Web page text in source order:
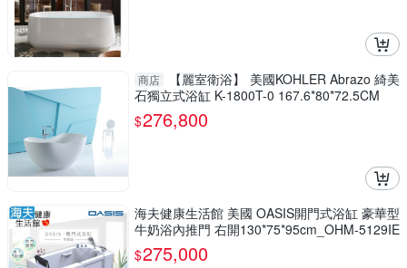
商店
【麗室衛浴】 美國KOHLER Abrazo 綺美
石獨立式浴缸 K-1800T-0 167.6*80*72.5CM
$276,800
海夫健康生活館 美國 OASIS開門式浴缸 豪華型
牛奶浴內推門 右開130*75*95cm_OHM-5129IE
$275,000